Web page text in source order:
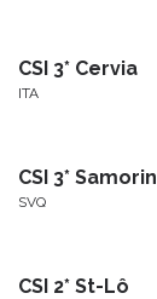
CSI 3* Cervia
ITA
CSI 3* Samorin
SVQ
CSI 2* St-Lô